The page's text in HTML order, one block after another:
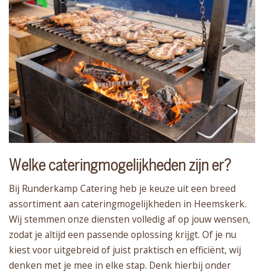
Welke cateringmogelijkheden zijn er?
Bij Runderkamp Catering heb je keuze uit een breed
assortiment aan cateringmogelijkheden in Heemskerk.
Wij stemmen onze diensten volledig af op jouw wensen,
zodat je altijd een passende oplossing krijgt. Of je nu
kiest voor uitgebreid of juist praktisch en efficiënt, wij
denken met je mee in elke stap. Denk hierbij onder